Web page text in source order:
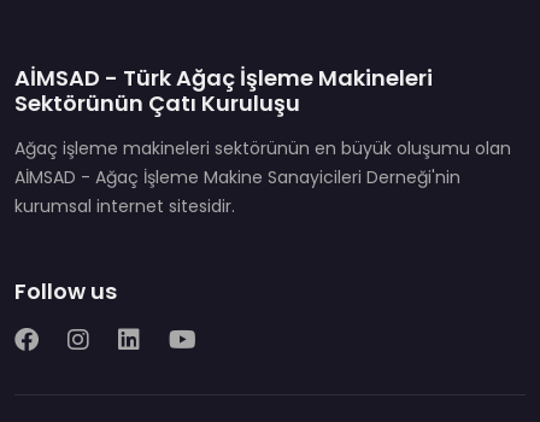
AİMSAD - Türk Ağaç İşleme Makineleri
Sektörünün Çatı Kuruluşu
Ağaç işleme makineleri sektörünün en büyük oluşumu olan
AİMSAD - Ağaç İşleme Makine Sanayicileri Derneği'nin
kurumsal internet sitesidir.
Follow us